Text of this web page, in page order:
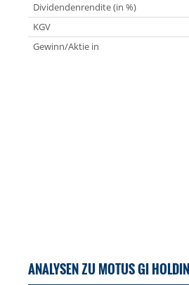
Dividendenrendite (in %)
KGV
Gewinn/Aktie in
ANALYSEN ZU MOTUS GI